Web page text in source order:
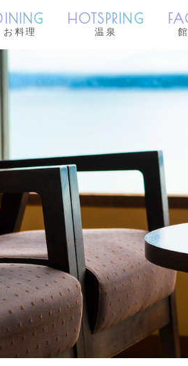
お料理
HOTSPRING
温泉